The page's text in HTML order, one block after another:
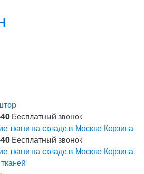
Бесплатный звонок
ткани на складе в Москве Корзина
Бесплатный звонок
ткани на складе в Москве Корзина